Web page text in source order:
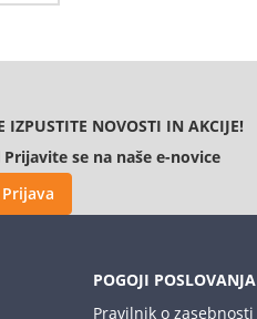
IZPUSTITE NOVOSTI IN AKCIJE!
Prijavite se na naše e-novice
Prijava
POGOJI POSLOVANJA
Pravilnik o zasebnosti